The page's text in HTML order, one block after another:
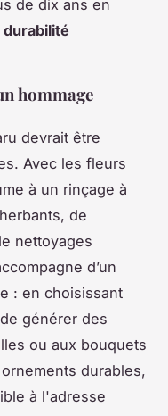
de dix ans en
durabilité
hommage
devrait être
Avec les fleurs
à un rinçage à
de
nettoyages
d’un
: en choisissant
générer des
ou aux bouquets
durables,
à l'adresse